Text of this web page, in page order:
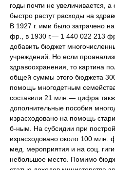
годы почти не увеличивается, а
быстро растут расходы на
В 1927 г. ими было затрачено
фр., в 1930 г.— 1 440 022 213
добавить бюджет
учреждений. Но если
здравоохранения, то картина
общей суммы этого бюджета
помощь многодетным
составили 21 млн.— цифра
дополнительные пособия
израсходовано на помощь
б-ным. На субсидии при
израсходовано около 100 млн.
мед. мероприятия и на соц.
небольшое место. Помимо